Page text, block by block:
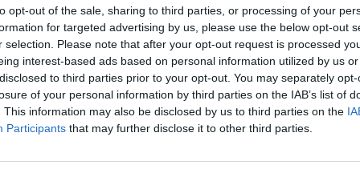
opt-out of the sale, sharing to third parties, or processing of your
for targeted advertising by us, please use the below opt-out
selection. Please note that after your opt-out request is processed
interest-based ads based on personal information utilized by us
to third parties prior to your opt-out. You may separately
of your personal information by third parties on the IAB’s list of
This information may also be disclosed by us to third parties on the
Participants that may further disclose it to other third parties.
Ακολουθήστε το στο
Google Newsκαι μάθετε πρώτοι
όλα τα επιχειρηματικά νέα
Δείτε όλες τις τελευταίες
επιχειρηματικέςΕιδήσεις από την